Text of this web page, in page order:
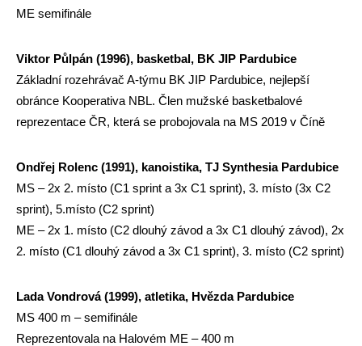
ME semifinále
Viktor Půlpán (1996), basketbal, BK JIP Pardubice
Základní rozehrávač A-týmu BK JIP Pardubice, nejlepší
obránce Kooperativa NBL. Člen mužské basketbalové
reprezentace ČR, která se probojovala na MS 2019 v Číně
Ondřej Rolenc (1991), kanoistika, TJ Synthesia Pardubice
MS – 2x 2. místo (C1 sprint a 3x C1 sprint), 3. místo (3x C2
sprint), 5.místo (C2 sprint)
ME – 2x 1. místo (C2 dlouhý závod a 3x C1 dlouhý závod), 2x
2. místo (C1 dlouhý závod a 3x C1 sprint), 3. místo (C2 sprint)
Lada Vondrová (1999), atletika, Hvězda Pardubice
MS 400 m – semifinále
Reprezentovala na Halovém ME – 400 m